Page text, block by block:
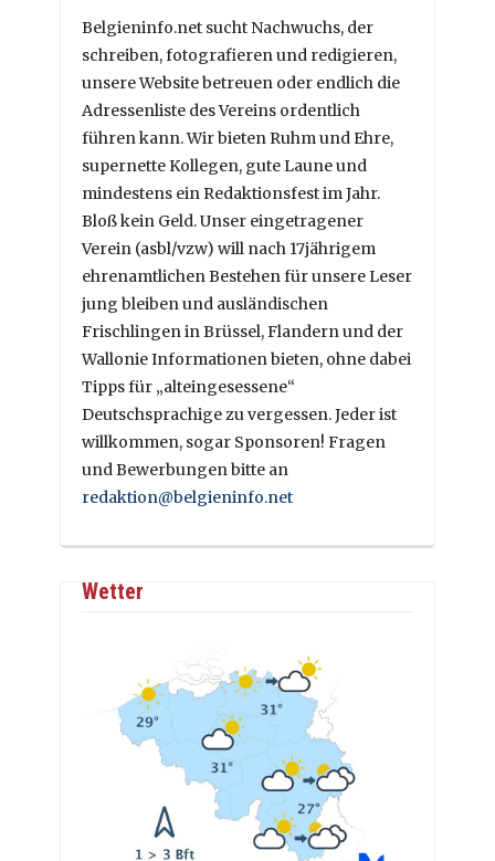
Belgieninfo.net sucht Nachwuchs, der
schreiben, fotografieren und redigieren,
unsere Website betreuen oder endlich die
Adressenliste des Vereins ordentlich
führen kann. Wir bieten Ruhm und Ehre,
supernette Kollegen, gute Laune und
mindestens ein Redaktionsfest im Jahr.
Bloß kein Geld. Unser eingetragener
Verein (asbl/vzw) will nach 17jährigem
ehrenamtlichen Bestehen für unsere Leser
jung bleiben und ausländischen
Frischlingen in Brüssel, Flandern und der
Wallonie Informationen bieten, ohne dabei
Tipps für „alteingesessene“
Deutschsprachige zu vergessen. Jeder ist
willkommen, sogar Sponsoren! Fragen
und Bewerbungen bitte an
redaktion@belgieninfo.net
Wetter